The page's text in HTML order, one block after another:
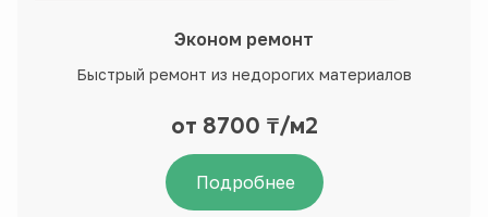
Эконом ремонт
Быстрый ремонт из недорогих материалов
от 8700 ₸/м2
Подробнее